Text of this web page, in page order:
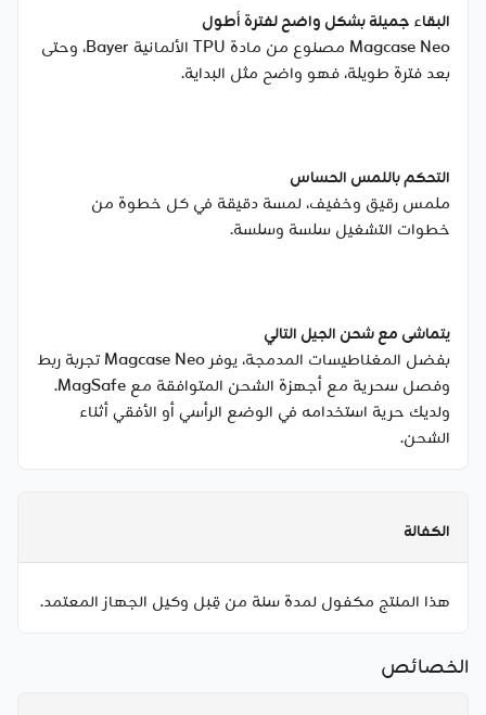
البقاء جميلة بشكل واضح لفترة أطول
Magcase Neo مصنوع من مادة TPU الألمانية Bayer، وحتى
بعد فترة طويلة، فهو واضح مثل البداية.
التحكم باللمس الحساس
ملمس رقيق وخفيف، لمسة دقيقة في كل خطوة من
خطوات التشغيل سلسة وسلسة.
يتماشى مع شحن الجيل التالي
بفضل المغناطيسات المدمجة، يوفر Magcase Neo تجربة ربط
وفصل سحرية مع أجهزة الشحن المتوافقة مع MagSafe.
ولديك حرية استخدامه في الوضع الرأسي أو الأفقي أثناء
الشحن.
الكفالة
هذا المنتج مكفول لمدة سنة من قِبل وكيل الجهاز المعتمد.
الخصائص